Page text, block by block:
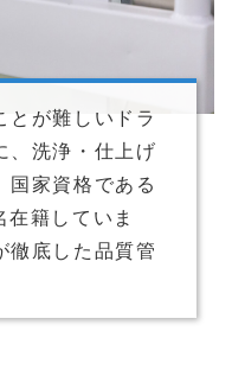
とが難しいドラ
、洗浄・仕上げ
国家資格である
在籍していま
徹底した品質管